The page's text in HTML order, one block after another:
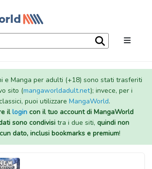
e Manga per adulti (+18) sono stati trasferiti
sito (mangaworldadult.net); invece, per i
puoi utilizzare MangaWorld.
illogincon il tuo account di MangaWorld
sono condivisi tra i due siti, quindi non
dato, inclusi bookmarks e premium!